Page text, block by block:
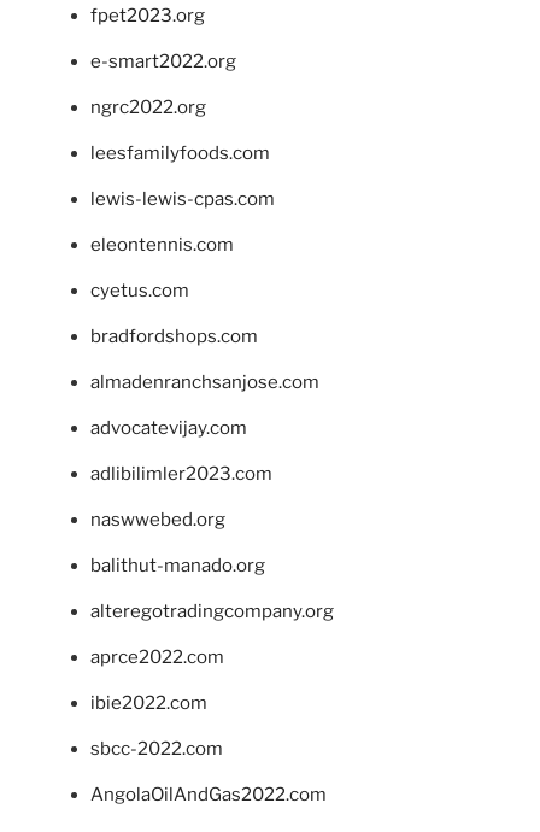
fpet2023.org
e-smart2022.org
ngrc2022.org
leesfamilyfoods.com
lewis-lewis-cpas.com
eleontennis.com
cyetus.com
bradfordshops.com
almadenranchsanjose.com
advocatevijay.com
adlibilimler2023.com
naswwebed.org
balithut-manado.org
alteregotradingcompany.org
aprce2022.com
ibie2022.com
sbcc-2022.com
AngolaOilAndGas2022.com